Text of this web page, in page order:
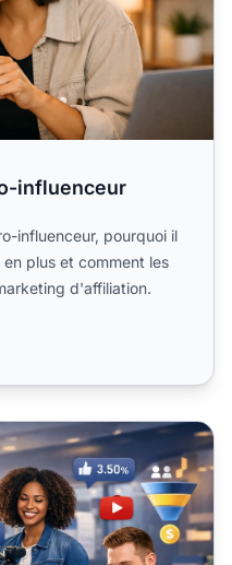
influenceur
influenceur, pourquoi il
plus et comment les
d'affiliation.
différences &